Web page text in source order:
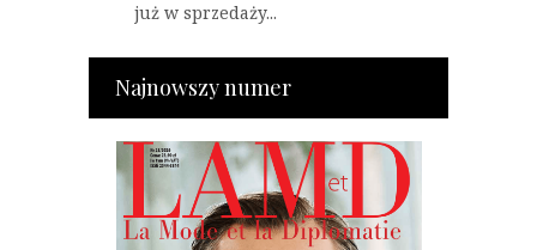
już w sprzedaży...
Najnowszy numer